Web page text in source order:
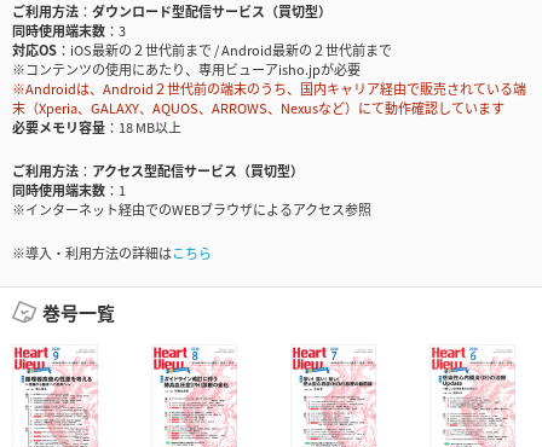
ご利用方法
ダウンロード型配信サービス（買切型）
同時使用端末数
3
対応OS
iOS最新の２世代前まで / Android最新の２世代前まで
※コンテンツの使用にあたり、専用ビューアisho.jpが必要
※Androidは、Android２世代前の端末のうち、国内キャリア経由で販売されている端
末（Xperia、GALAXY、AQUOS、ARROWS、Nexusなど）にて動作確認しています
必要メモリ容量
18 MB以上
ご利用方法
アクセス型配信サービス（買切型）
同時使用端末数
1
※インターネット経由でのWEBブラウザによるアクセス参照
※導入・利用方法の詳細はこちら
巻号一覧